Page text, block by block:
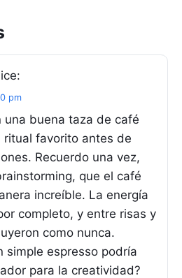
pm
una buena taza de café
ritual favorito antes de
Recuerdo una vez,
que el café
increíble. La energía
completo, y entre risas y
como nunca.
simple espresso podría
para la creatividad?